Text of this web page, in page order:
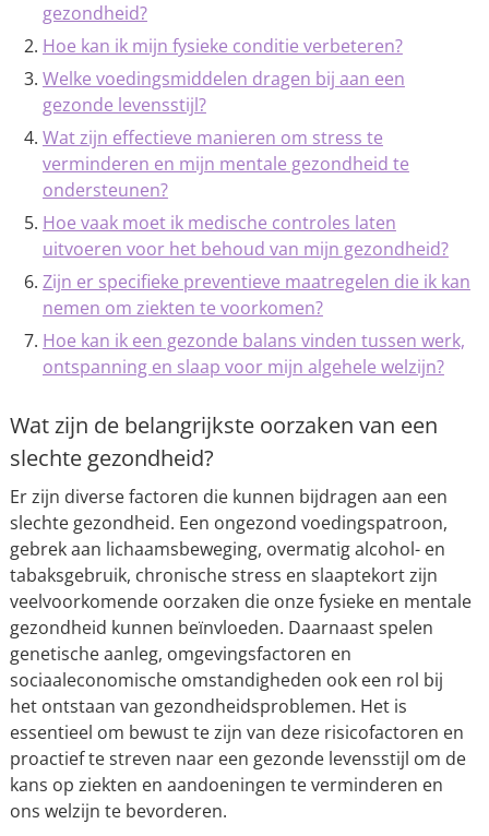
gezondheid?
Hoe kan ik mijn fysieke conditie verbeteren?
Welke voedingsmiddelen dragen bij aan een
gezonde levensstijl?
Wat zijn effectieve manieren om stress te
verminderen en mijn mentale gezondheid te
ondersteunen?
Hoe vaak moet ik medische controles laten
uitvoeren voor het behoud van mijn gezondheid?
Zijn er specifieke preventieve maatregelen die ik kan
nemen om ziekten te voorkomen?
Hoe kan ik een gezonde balans vinden tussen werk,
ontspanning en slaap voor mijn algehele welzijn?
Wat zijn de belangrijkste oorzaken van een
slechte gezondheid?
Er zijn diverse factoren die kunnen bijdragen aan een
slechte gezondheid. Een ongezond voedingspatroon,
gebrek aan lichaamsbeweging, overmatig alcohol- en
tabaksgebruik, chronische stress en slaaptekort zijn
veelvoorkomende oorzaken die onze fysieke en mentale
gezondheid kunnen beïnvloeden. Daarnaast spelen
genetische aanleg, omgevingsfactoren en
sociaaleconomische omstandigheden ook een rol bij
het ontstaan van gezondheidsproblemen. Het is
essentieel om bewust te zijn van deze risicofactoren en
proactief te streven naar een gezonde levensstijl om de
kans op ziekten en aandoeningen te verminderen en
ons welzijn te bevorderen.